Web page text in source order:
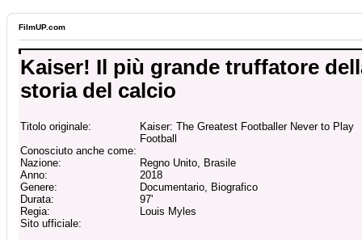
FilmUP.com
Kaiser! Il più grande truffatore
storia del calcio
Titolo originale:
Kaiser: The Greatest Footballer Never to Play
Football
Conosciuto anche come:
Nazione:
Regno Unito, Brasile
Anno:
2018
Genere:
Documentario, Biografico
Durata:
97'
Regia:
Louis Myles
Sito ufficiale: